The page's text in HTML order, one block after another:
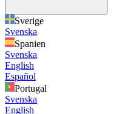
Sverige
Svenska
Spanien
Svenska
English
Español
Portugal
Svenska
English